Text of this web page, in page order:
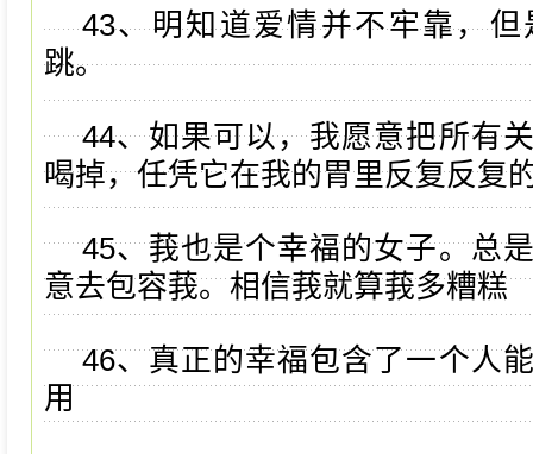
43、明知道爱情并不牢靠，
跳。
44、如果可以，我愿意把所有
喝掉，任凭它在我的胃里反复反复
45、莪也是个幸福的女子。总
意去包容莪。相信莪就算莪多糟糕
46、真正的幸福包含了一个人
用